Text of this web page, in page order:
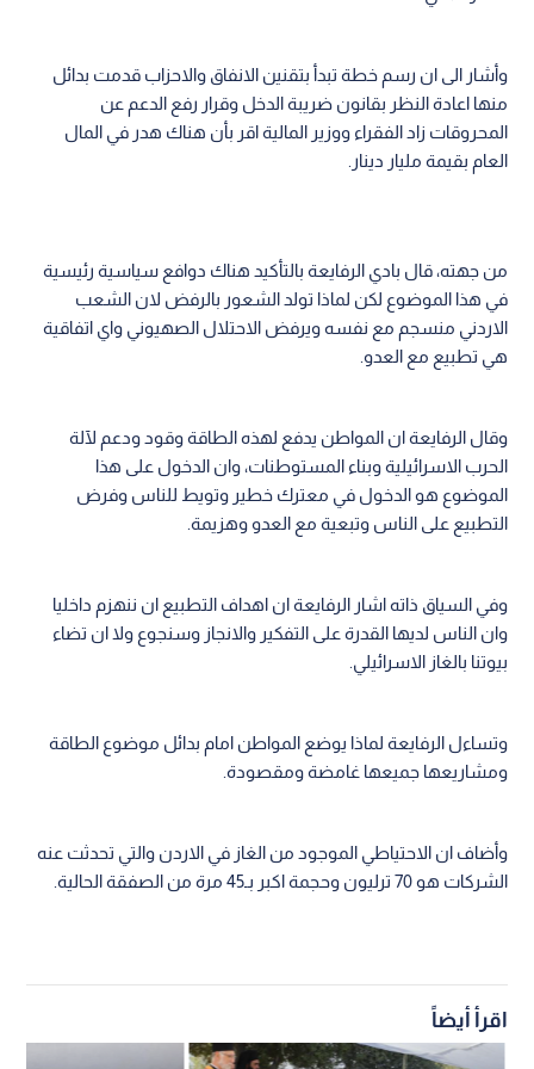
وأشار الى ان رسم خطة تبدأ بتقنين الانفاق والاحزاب قدمت بدائل
منها اعادة النظر بقانون ضريبة الدخل وقرار رفع الدعم عن
المحروقات زاد الفقراء ووزير المالية اقر بأن هناك هدر في المال
العام بقيمة مليار دينار.
من جهته، قال بادي الرفايعة بالتأكيد هناك دوافع سياسية رئيسية
في هذا الموضوع لكن لماذا تولد الشعور بالرفض لان الشعب
الاردني منسجم مع نفسه ويرفض الاحتلال الصهيوني واي اتفاقية
هي تطبيع مع العدو.
وقال الرفايعة ان المواطن يدفع لهذه الطاقة وقود ودعم لآلة
الحرب الاسرائيلية وبناء المستوطنات، وان الدخول على هذا
الموضوع هو الدخول في معترك خطير وتويط للناس وفرض
التطبيع على الناس وتبعية مع العدو وهزيمة.
وفي السياق ذاته اشار الرفايعة ان اهداف التطبيع ان ننهزم داخليا
وان الناس لديها القدرة على التفكير والانجاز وسنجوع ولا ان تضاء
بيوتنا بالغاز الاسرائيلي.
وتساءل الرفايعة لماذا يوضع المواطن امام بدائل موضوع الطاقة
ومشاريعها جميعها غامضة ومقصودة.
وأضاف ان الاحتياطي الموجود من الغاز في الاردن والتي تحدثت عنه
الشركات هو 70 ترليون وحجمة اكبر بـ45 مرة من الصفقة الحالية.
اقرأ أيضاً